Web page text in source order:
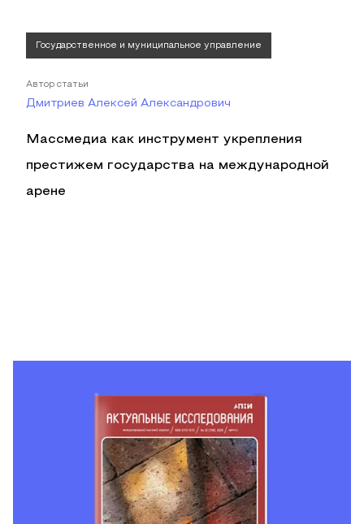
Государственное и муниципальное управление
Автор статьи
Дмитриев Алексей Александрович
Массмедиа как инструмент укрепления
престижем государства на международной
арене